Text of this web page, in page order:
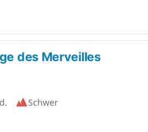
des Merveilles
Schwer